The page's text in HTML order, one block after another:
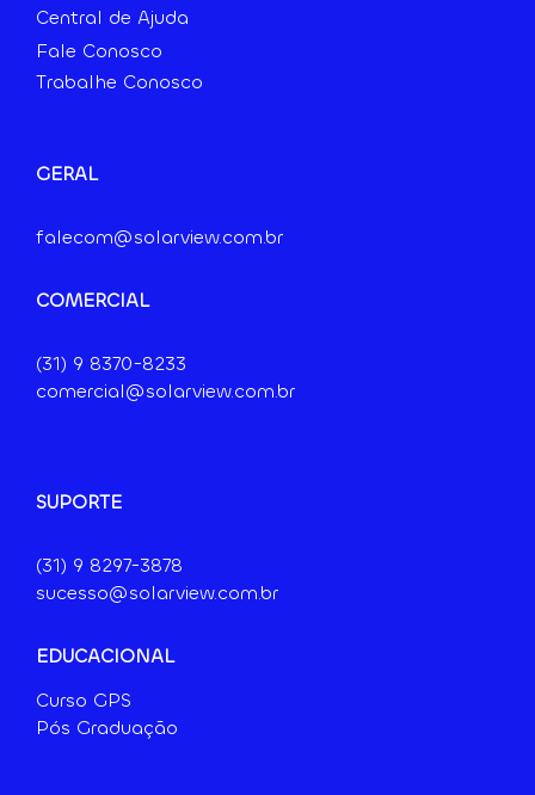
Central de Ajuda
Fale Conosco
Trabalhe Conosco
GERAL
falecom@solarview.com.br
COMERCIAL
(31) 9 8370-8233
comercial@solarview.com.br
SUPORTE
(31) 9 8297-3878
sucesso@solarview.com.br
EDUCACIONAL
Curso GPS
Pós Graduação